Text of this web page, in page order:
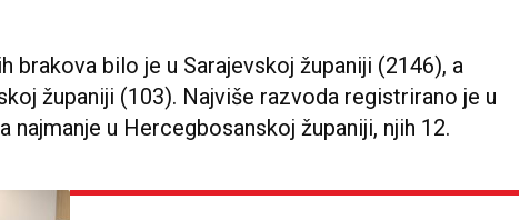
brakova bilo je u Sarajevskoj županiji (2146), a
županiji (103). Najviše razvoda registrirano je u
najmanje u Hercegbosanskoj županiji, njih 12.